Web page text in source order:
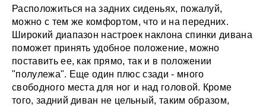
Расположиться на задних сиденьях, пожалуй,
можно с тем же комфортом, что и на передних.
Широкий диапазон настроек наклона спинки дивана
поможет принять удобное положение, можно
поставить ее, как прямо, так и в положении
"полулежа". Еще один плюс сзади - много
свободного места для ног и над головой. Кроме
того, задний диван не цельный, таким образом,